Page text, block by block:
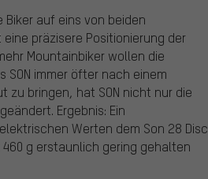
auf eins von beiden
präzisere Positionierung der
Mountainbiker wollen die
immer öfter nach einem
zu bringen, hat SON nicht nur die
Ergebnis: Ein
Werten dem Son 28 Disc
g erstaunlich gering gehalten